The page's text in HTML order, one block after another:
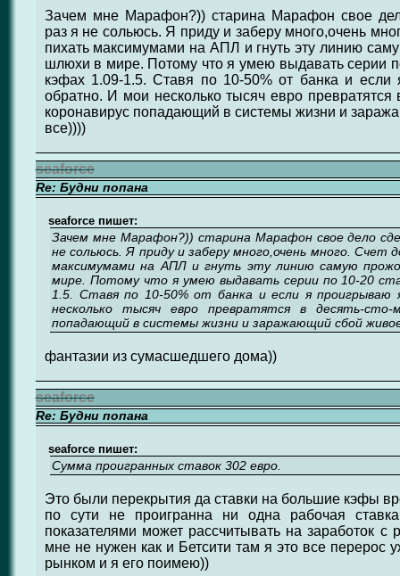
Зачем мне Марафон?)) старина Марафон свое
раз я не сольюсь. Я приду и заберу много,очень
пихать максимумами на АПЛ и гнуть эту линию
шлюхи в мире. Потому что я умею выдавать серии
кэфах 1.09-1.5. Ставя по 10-50% от банка и
обратно. И мои несколько тысяч евро превратятся
коронавирус попадающий в системы жизни и
все))))
seaforce
Re: Будни попана
seaforce пишет:
Зачем мне Марафон?)) старина Марафон свое дело
не сольюсь. Я приду и заберу много,очень много.
максимумами на АПЛ и гнуть эту линию самую
мире. Потому что я умею выдавать серии по 10-20
1.5. Ставя по 10-50% от банка и если я
несколько тысяч евро превратятся в десять-сто-
попадающий в системы жизни и заражающий сбой
фантазии из сумасшедшего дома))
seaforce
Re: Будни попана
seaforce пишет:
Сумма проигранных ставок 302 евро.
Это были перекрытия да ставки на большие кэфы
по сути не проигранна ни одна рабочая
показателями может рассчитывать на заработок
мне не нужен как и Бетсити там я это все перерос
рынком и я его поимею))